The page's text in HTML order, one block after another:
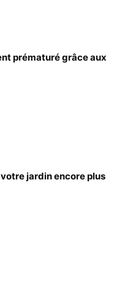
prématuré grâce aux
jardin encore plus